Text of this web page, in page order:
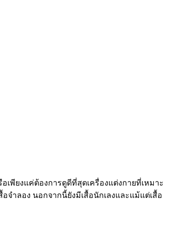
พียงแค่ต้องการดูดีที่สุดเครื่องแต่งกายที่เหมาะ
จำลอง นอกจากนี้ยังมีเสื้อนักเลงและแม้แต่เสื้อ